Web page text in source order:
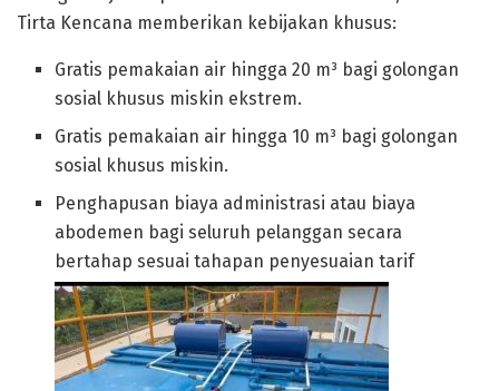
Tirta Kencana memberikan kebijakan khusus:
Gratis pemakaian air hingga 20 m³ bagi golongan
sosial khusus miskin ekstrem.
Gratis pemakaian air hingga 10 m³ bagi golongan
sosial khusus miskin.
Penghapusan biaya administrasi atau biaya
abodemen bagi seluruh pelanggan secara
bertahap sesuai tahapan penyesuaian tarif